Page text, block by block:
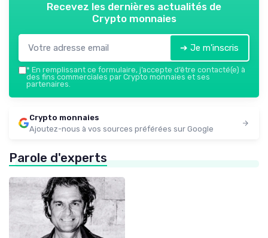
Recevez les dernières actualités de
Crypto monnaies
➔ Je m'inscris
* En remplissant ce formulaire, j’accepte d’être contacté(e) à
des fins commerciales par Crypto monnaies et ses
partenaires.
Crypto monnaies
Ajoutez-nous à vos sources préférées sur Google
Parole d'experts